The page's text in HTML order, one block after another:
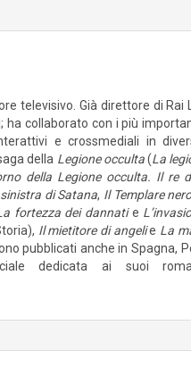
televisivo. Già direttore di
ha collaborato con i più
e crossmediali in
della Legione occulta(La
della Legione occulta. Il re
di Satana, Il Templare
fortezza dei dannatie
Il mietitore di angelie La
pubblicati anche in Spagna,
dedicata ai suoi